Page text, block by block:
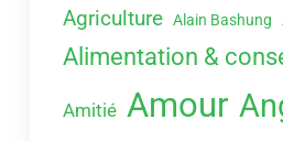
Agriculture Alain Bashung
Alimentation &
Amitié Amour